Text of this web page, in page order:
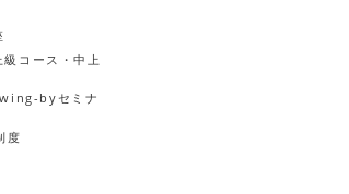
コース・中上
byセミナ
度